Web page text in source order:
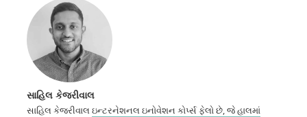
સાહિલ કેજરીવાલ
સાહિલ કેજરીવાલઇન્ટરનેશનલ ઇનોવેશન કોર્પ્સ ફેલો છે, જે હાલમાં